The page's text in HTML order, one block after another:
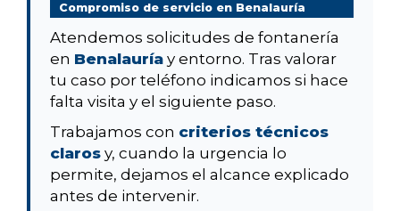
Compromiso de servicio en Benalauría
Atendemos solicitudes de fontanería
en Benalauría y entorno. Tras valorar
tu caso por teléfono indicamos si hace
falta visita y el siguiente paso.
Trabajamos con criterios técnicos
claros y, cuando la urgencia lo
permite, dejamos el alcance explicado
antes de intervenir.